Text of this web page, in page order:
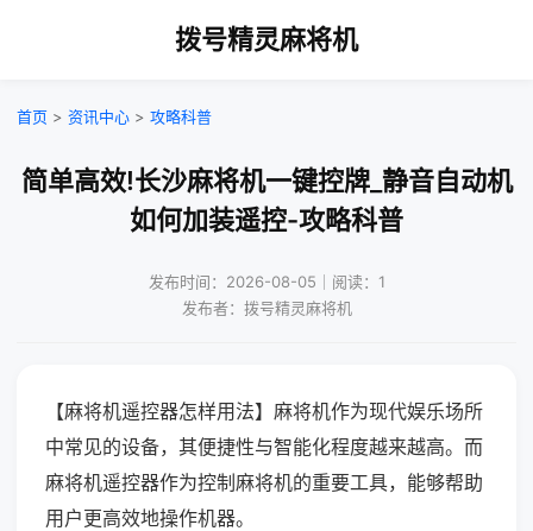
拨号精灵麻将机
首页 > 资讯中心 > 攻略科普
简单高效!长沙麻将机一键控牌_静音自动机
如何加装遥控-攻略科普
发布时间：2026-08-05｜阅读：1
发布者：拨号精灵麻将机
【麻将机遥控器怎样用法】麻将机作为现代娱乐场所
中常见的设备，其便捷性与智能化程度越来越高。而
麻将机遥控器作为控制麻将机的重要工具，能够帮助
用户更高效地操作机器。